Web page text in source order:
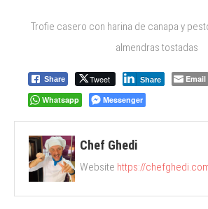
Trofie casero con harina de canapa y
almendras tostadas
Share Tweet Share
Email
Whatsapp
Messenger
Chef Ghedi
Website https://